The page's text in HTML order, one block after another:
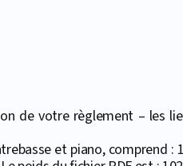
de votre règlement – les
et piano,